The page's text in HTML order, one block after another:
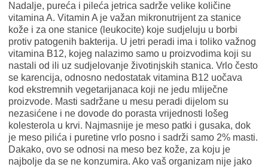
Nadalje, pureća i pileća jetrica sadrže velike količine
vitamina A. Vitamin A je važan mikronutrijent za stanice
kože i za one stanice (leukocite) koje sudjeluju u borbi
protiv patogenih bakterija. U jetri peradi ima i toliko važnog
vitamina B12, kojeg nalazimo samo u proizvodima koji su
nastali od ili uz sudjelovanje životinjskih stanica. Vrlo često
se karencija, odnosno nedostatak vitamina B12 uočava
kod ekstremnih vegetarijanaca koji ne jedu mliječne
proizvode. Masti sadržane u mesu peradi dijelom su
nezasićene i ne dovode do porasta vrijednosti lošeg
kolesterola u krvi. Najmasnije je meso patki i gusaka, dok
je meso pilića i puretine vrlo posno i sadrži samo 2% masti.
Dakako, ovo se odnosi na meso bez kože, za koju je
najbolje da se ne konzumira. Ako vaš organizam nije jako